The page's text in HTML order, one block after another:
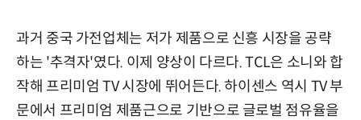
과거 중국 가전업체는 저가 제품으로 신흥 시장을 공략
하는 '추격자'였다. 이제 양상이 다르다. TCL은 소니와 합
작해 프리미엄 TV 시장에 뛰어든다. 하이센스 역시 TV 부
문에서 프리미엄 제품근으로 기반으로 글로벌 점유율을